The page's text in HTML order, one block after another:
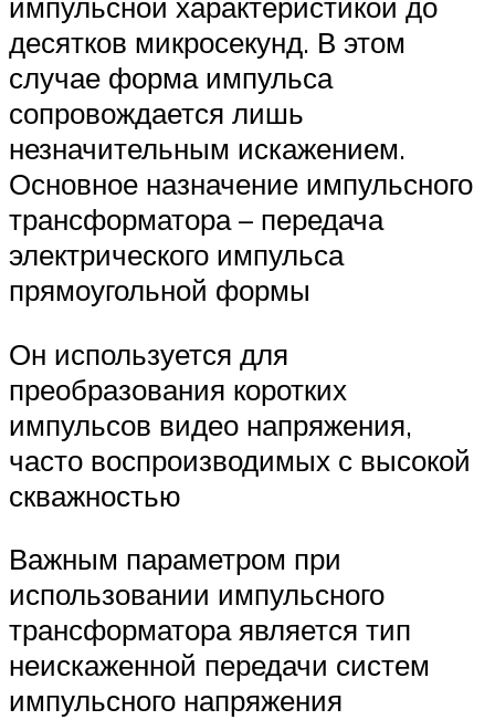
десятков микросекунд. В этом
случае форма импульса
сопровождается лишь
незначительным искажением.
Основное назначение импульсного
трансформатора – передача
электрического импульса
прямоугольной формы
Он используется для
преобразования коротких
импульсов видео напряжения,
часто воспроизводимых с высокой
скважностью
Важным параметром при
использовании импульсного
трансформатора является тип
неискаженной передачи систем
импульсного напряжения